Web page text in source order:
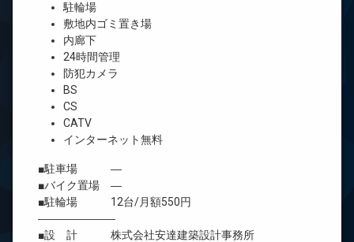
駐輪場
敷地内ゴミ置き場
内廊下
24時間管理
防犯カメラ
BS
CS
CATV
インターネット無料
■駐車場 ―
■バイク置場 ―
■駐輪場 12台/月額550円
―――――――
■設 計 株式会社安達建築設計事務所